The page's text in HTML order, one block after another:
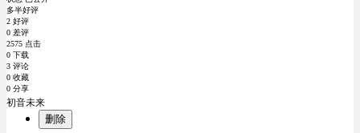
多半好评
2 好评
0 差评
2575 点击
0 下载
3 评论
0 收藏
0 分享
初音未来
删除